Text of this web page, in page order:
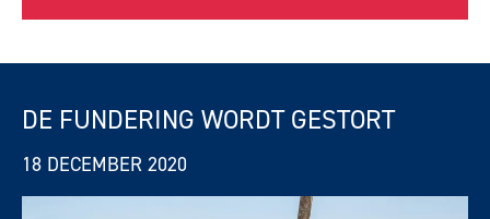
DE FUNDERING WORDT GESTORT
18 DECEMBER 2020